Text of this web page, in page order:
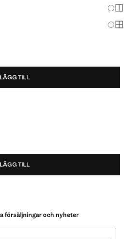
LÄGG TILL
LÄGG TILL
försäljningar och nyheter